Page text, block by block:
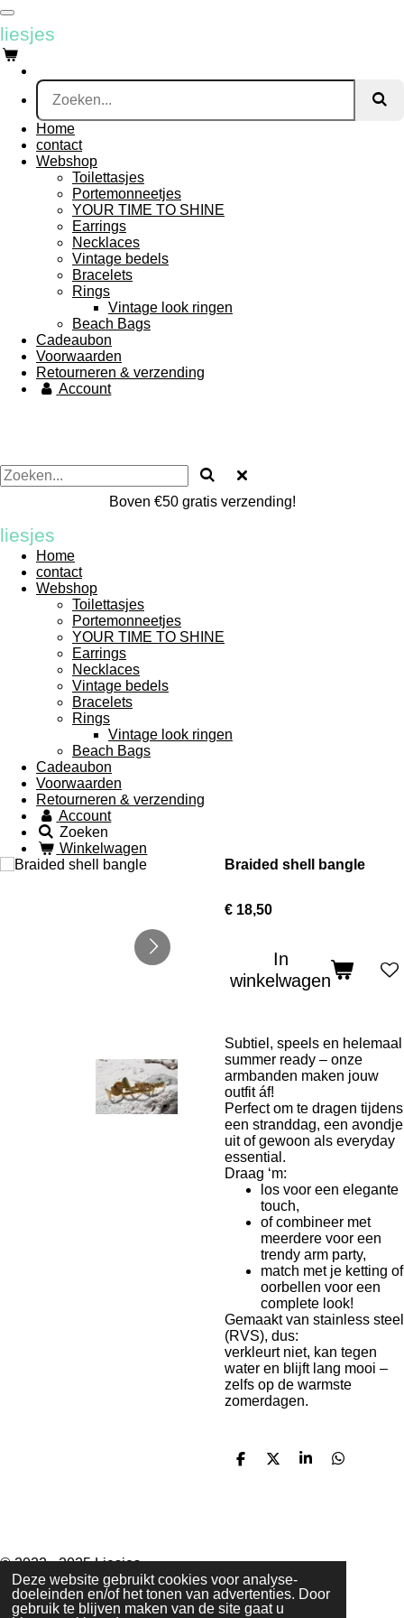
Deze website gebruikt cookies voor analyse-
doeleinden en/of het tonen van advertenties. Door
gebruik te blijven maken van de site gaat u
Ga
direct
naar
de
hoofdinhoud
liesjes
Home
contact
Webshop
Toilettasjes
Portemonneetjes
YOUR TIME TO SHINE
Earrings
Necklaces
Vintage bedels
Bracelets
Rings
Vintage look ringen
Beach Bags
Cadeaubon
Voorwaarden
Retourneren & verzending
Account
Boven €50 gratis verzending!
liesjes
Home
contact
Webshop
Toilettasjes
Portemonneetjes
YOUR TIME TO SHINE
Earrings
Necklaces
Vintage bedels
Bracelets
Rings
Vintage look ringen
Beach Bags
Cadeaubon
Voorwaarden
Retourneren & verzending
Account
Zoeken
Winkelwagen
Braided shell bangle
€ 18,50
In
winkelwagen
Subtiel, speels en helemaal
summer ready – onze
armbanden maken jouw
outfit áf!
Perfect om te dragen tijdens
een stranddag, een avondje
uit of gewoon als everyday
essential.
Draag ‘m:
los voor een elegante
touch,
of combineer met
meerdere voor een
trendy arm party,
match met je ketting of
oorbellen voor een
complete look!
Gemaakt van stainless steel
(RVS), dus:
verkleurt niet, kan tegen
water en blijft lang mooi –
zelfs op de warmste
zomerdagen.
D
D
S
D
n
s
t
a
i
k
T
o
h
a
t
s
© 2022 - 2025 Liesjes
Powered byJouwWeb